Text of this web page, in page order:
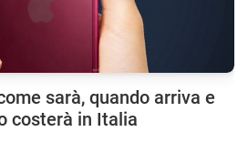
sarà, quando arriva e
costerà in Italia